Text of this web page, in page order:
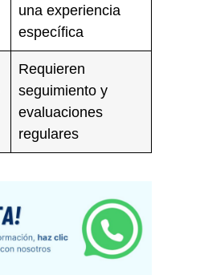
una experiencia
específica
Requieren
seguimiento y
evaluaciones
regulares